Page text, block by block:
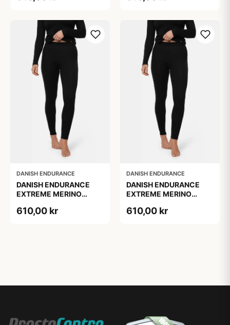
DANISH ENDURANCE
DANISH ENDURANCE
EXTREME MERINO
1-Pak
610,00 kr
DANISH ENDURANCE
DANISH ENDURANCE
EXTREME MERINO
1-Pak
610,00 kr